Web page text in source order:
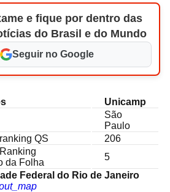
e fique por dentro das
do Brasil e do Mundo
Seguir no Google
Unicamp
São
Paulo
QS
206
da Folha
5
Federal do Rio de Janeiro